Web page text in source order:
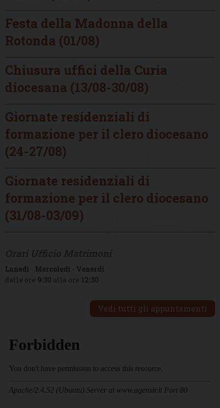
Festa della Madonna della
Rotonda (01/08)
Chiusura uffici della Curia
diocesana (13/08-30/08)
Giornate residenziali di
formazione per il clero diocesano
(24-27/08)
Giornate residenziali di
formazione per il clero diocesano
(31/08-03/09)
Lunedì - Mercoledì - Venerdì
dalle ore 9:30 alle ore 12:30
Vedi tutti gli appuntamenti